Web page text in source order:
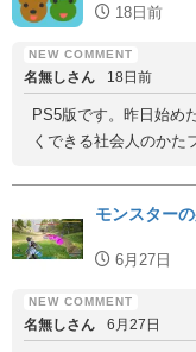
18日前
名無しさん 18日前
PS5版です。昨日始め
くできる社会人のかた
モンスター
6月27日
名無しさん 6月27日